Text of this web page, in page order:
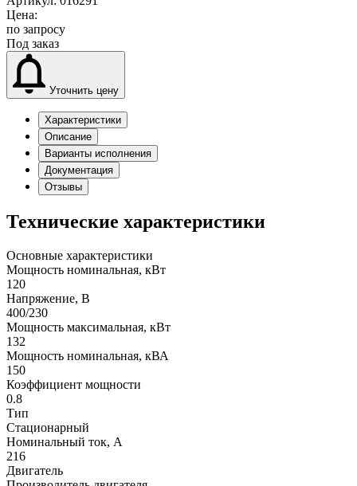
Цена:
по запросу
Под заказ
Уточнить цену
Характеристики
Описание
Варианты исполнения
Документация
Отзывы
Технические характеристики
Основные характеристики
Мощность номинальная, кВт
120
Напряжение, В
400/230
Мощность максимальная, кВт
132
Мощность номинальная, кВА
150
Коэффициент мощности
0.8
Тип
Стационарный
Номинальный ток, А
216
Двигатель